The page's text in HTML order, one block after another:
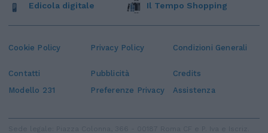
Cookie Policy Privacy Policy Condizioni Generali
Contatti Pubblicità
Credits
Modello 231
Preferenze Privacy Assistenza
Edicola digitale Il Tempo Shopping